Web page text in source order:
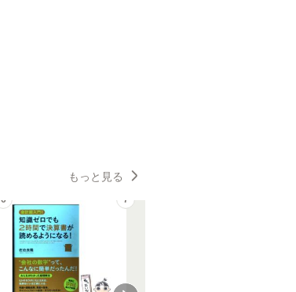
もっと見る
6 7